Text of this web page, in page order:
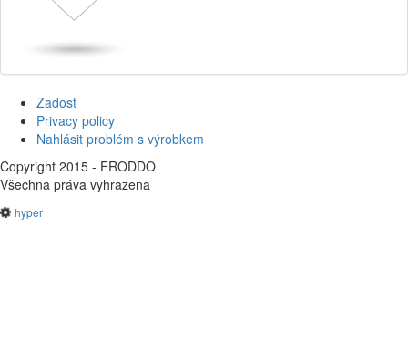
Zadost
Privacy policy
Nahlásit problém s výrobkem
Copyright 2015 - FRODDO
Všechna práva vyhrazena
hyper